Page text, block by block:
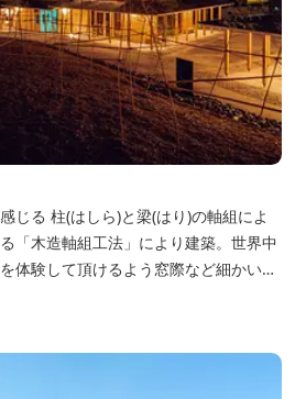
の軸組によ
「木造軸組工法」により建築。世界中
体験して頂けるよう窓際など細かいデ
4棟から成る旅籠棟では各棟1階に入居
より洗練された世界観を各客室でお楽